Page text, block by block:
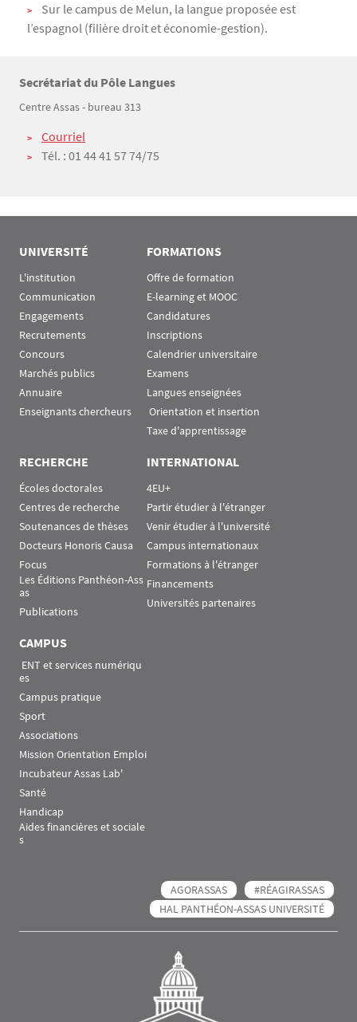
Sur le campus de Melun, la langue proposée est
l’espagnol (filière droit et économie-gestion).
Texte
Secrétariat du Pôle Langues
Centre Assas - bureau 313
Courriel
Tél. : 01 44 41 57 74/75
UNIVERSITÉ
L'institution
Communication
Engagements
Recrutements
Concours
Marchés publics
Annuaire
Enseignants chercheurs
FORMATIONS
Offre de formation
E-learning et MOOC
Candidatures
Inscriptions
Calendrier universitaire
Examens
Langues enseignées
Orientation et insertion
Taxe d'apprentissage
RECHERCHE
Écoles doctorales
Centres de recherche
Soutenances de thèses
Docteurs Honoris Causa
Focus
Les Éditions Panthéon-Ass
as
Publications
INTERNATIONAL
4EU+
Partir étudier à l'étranger
Venir étudier à l'université
Campus internationaux
Formations à l'étranger
Financements
Universités partenaires
CAMPUS
es
Campus pratique
Sport
Associations
Mission Orientation Emploi
Incubateur Assas Lab'
Santé
Handicap
Aides financières et sociale
s
AGORASSAS
#RÉAGIRASSAS
HAL PANTHÉON-ASSAS UNIVERSITÉ